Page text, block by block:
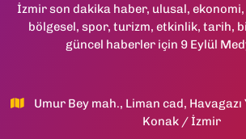
İzmir son dakika haber, ulusal,
bölgesel, spor, turizm, etkinlik, tarih,
güncel haberler için 9 Eylül
Umur Bey mah., Liman cad,
Konak / İzmir